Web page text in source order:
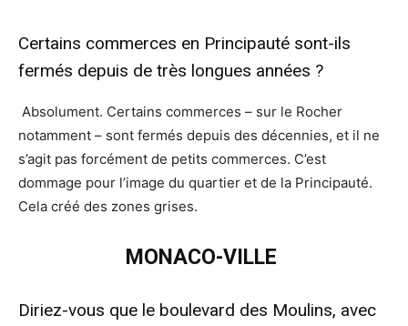
Certains commerces en Principauté sont-ils
fermés depuis de très longues années ?
Absolument. Certains commerces – sur le Rocher
notamment – sont fermés depuis des décennies, et il ne
s’agit pas forcément de petits commerces. C’est
dommage pour l’image du quartier et de la Principauté.
Cela créé des zones grises.
MONACO-VILLE
Diriez-vous que le boulevard des Moulins, avec